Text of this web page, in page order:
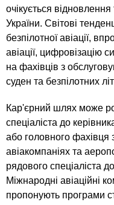
очікується відновлення
України. Світові
безпілотної авіації,
авіації, цифровізацію
на фахівців з
суден та безпілотних
Кар'єрний шлях може
спеціаліста до
або головного фахівця
авіакомпаніях та
рядового спеціаліста
Міжнародні авіаційні
пропонують програми